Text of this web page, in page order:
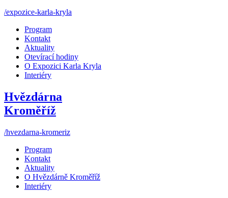
/expozice-karla-kryla
Program
Kontakt
Aktuality
Otevírací hodiny
O Expozici Karla Kryla
Interiéry
Hvězdárna
Kroměříž
/hvezdarna-kromeriz
Program
Kontakt
Aktuality
O Hvězdárně Kroměříž
Interiéry